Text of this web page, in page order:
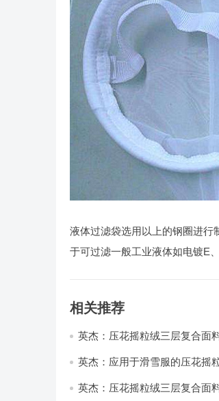
液体过滤袋选用以上的钢圈进行
于可过滤一般工业液体如电镀E
相关推荐
英杰：压花摇粒绒三层复合面
英杰：应用于滑雪服的压花摇
英杰：压花摇粒绒三层复合面